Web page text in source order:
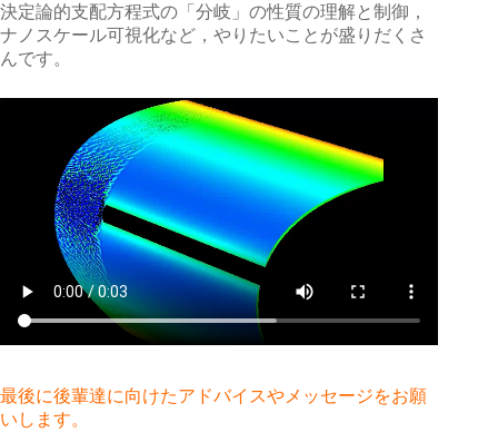
決定論的支配方程式の「分岐」の性質の理解と制御，
ナノスケール可視化など，やりたいことが盛りだくさ
んです。
最後に後輩達に向けたアドバイスやメッセージをお願
いします。